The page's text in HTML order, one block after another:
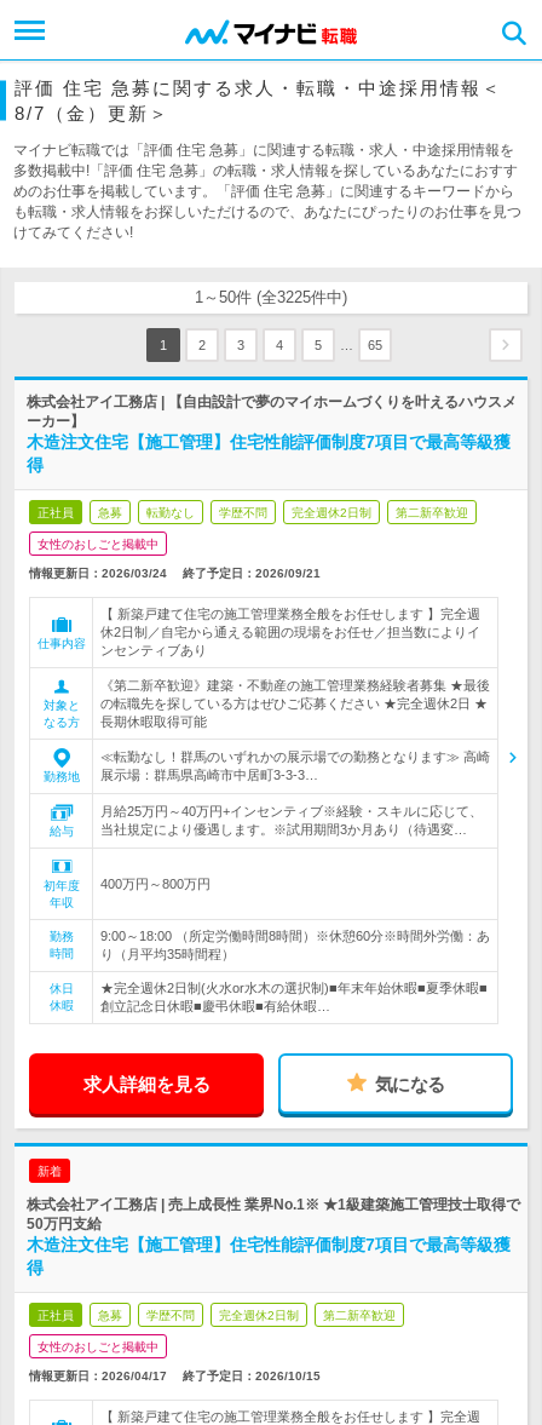
評価 住宅 急募に関する求人・転職・中途採用情報＜
8/7（金）更新＞
マイナビ転職では「評価 住宅 急募」に関連する転職・求人・中途採用情報を
多数掲載中!「評価 住宅 急募」の転職・求人情報を探しているあなたにおすす
めのお仕事を掲載しています。「評価 住宅 急募」に関連するキーワードから
も転職・求人情報をお探しいただけるので、あなたにぴったりのお仕事を見つ
けてみてください!
1～50件 (全3225件中)
1 2 3 4 5 65
株式会社アイ工務店 | 【自由設計で夢のマイホームづくりを叶えるハウスメ
ーカー】
木造注文住宅【施工管理】住宅性能評価制度7項目で最高等級獲
得
正社員 急募 転勤なし 学歴不問 完全週休2日制 第二新卒歓迎
女性のおしごと掲載中
情報更新日：2026/03/24 終了予定日： 2026/09/21
仕事内容
【 新築戸建て住宅の施工管理業務全般をお任せします 】完全週
休2日制／自宅から通える範囲の現場をお任せ／担当数によりイ
ンセンティブあり
対象と
なる方
《第二新卒歓迎》建築・不動産の施工管理業務経験者募集 ★最後
の転職先を探している方はぜひご応募ください ★完全週休2日 ★
長期休暇取得可能
勤務地
≪転勤なし！群馬のいずれかの展示場での勤務となります≫ 高崎
展示場：群馬県高崎市中居町3-3-3…
給与
月給25万円～40万円+インセンティブ※経験・スキルに応じて、
当社規定により優遇します。※試用期間3か月あり（待遇変…
初年度
年収
400万円～800万円
勤務
時間
9:00～18:00 （所定労働時間8時間）※休憩60分※時間外労働：あ
り（月平均35時間程）
休日
休暇
★完全週休2日制(火水or水木の選択制)■年末年始休暇■夏季休暇■
創立記念日休暇■慶弔休暇■有給休暇…
求人詳細を見る 気になる
新着
株式会社アイ工務店 | 売上成長性 業界No.1※ ★1級建築施工管理技士取得で
50万円支給
木造注文住宅【施工管理】住宅性能評価制度7項目で最高等級獲
得
正社員 急募 学歴不問 完全週休2日制 第二新卒歓迎
女性のおしごと掲載中
情報更新日：2026/04/17 終了予定日： 2026/10/15
【 新築戸建て住宅の施工管理業務全般をお任せします 】完全週